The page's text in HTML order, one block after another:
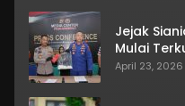
Jejak
Mulai
April 23, 2026